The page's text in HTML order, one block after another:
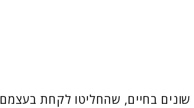
שונים בחיים, שהחליטו לקחת בעצמם